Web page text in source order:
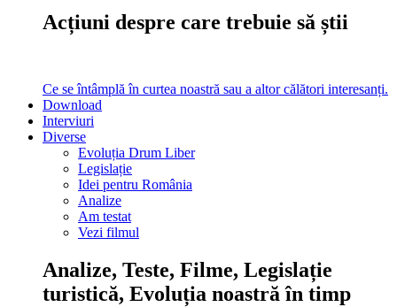
Acțiuni despre care trebuie să știi
Ce se întâmplă în curtea noastră sau a altor călători interesanți.
Download
Interviuri
Diverse
Evoluția Drum Liber
Legislație
Idei pentru România
Analize
Am testat
Vezi filmul
Analize, Teste, Filme, Legislație
turistică, Evoluția noastră în timp